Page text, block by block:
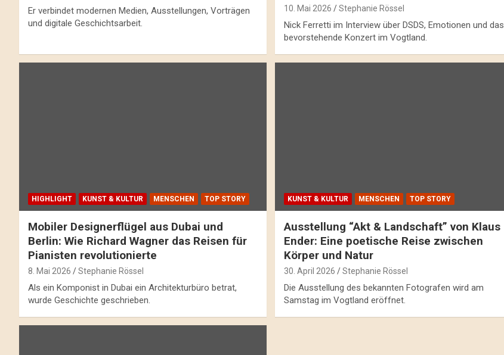
Er verbindet modernen Medien, Ausstellungen, Vorträgen
und digitale Geschichtsarbeit.
10. Mai 2026 Stephanie Rössel
Nick Ferretti im Interview über DSDS, Emotionen und das
bevorstehende Konzert im Vogtland.
HIGHLIGHT KUNST & KULTUR MENSCHEN TOP STORY
Mobiler Designerflügel aus Dubai und
Berlin: Wie Richard Wagner das Reisen für
Pianisten revolutionierte
8. Mai 2026 Stephanie Rössel
Als ein Komponist in Dubai ein Architekturbüro betrat,
wurde Geschichte geschrieben.
KUNST & KULTUR MENSCHEN TOP STORY
Ausstellung “Akt & Landschaft” von Klaus
Ender: Eine poetische Reise zwischen
Körper und Natur
30. April 2026 Stephanie Rössel
Die Ausstellung des bekannten Fotografen wird am
Samstag im Vogtland eröffnet.